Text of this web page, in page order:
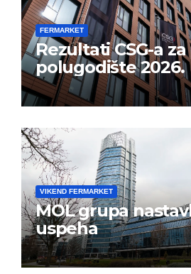
FERMARKET
Rezultati CSG-a
polugodište 2026.
VIKEND FERMARKET
MOL grupa
uspeha